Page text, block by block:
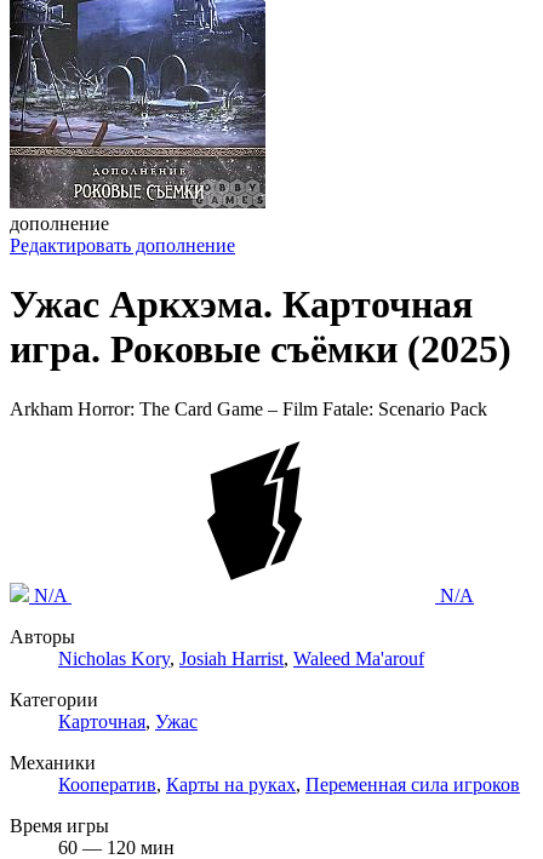
дополнение
Редактировать дополнение
Ужас Аркхэма. Карточная
игра. Роковые съёмки (2025)
Arkham Horror: The Card Game – Film Fatale: Scenario Pack
N/A
N/A
Авторы
Nicholas Kory, Josiah Harrist, Waleed Ma'arouf
Категории
Карточная, Ужас
Механики
Кооператив, Карты на руках, Переменная сила игроков
Время игры
60 — 120 мин